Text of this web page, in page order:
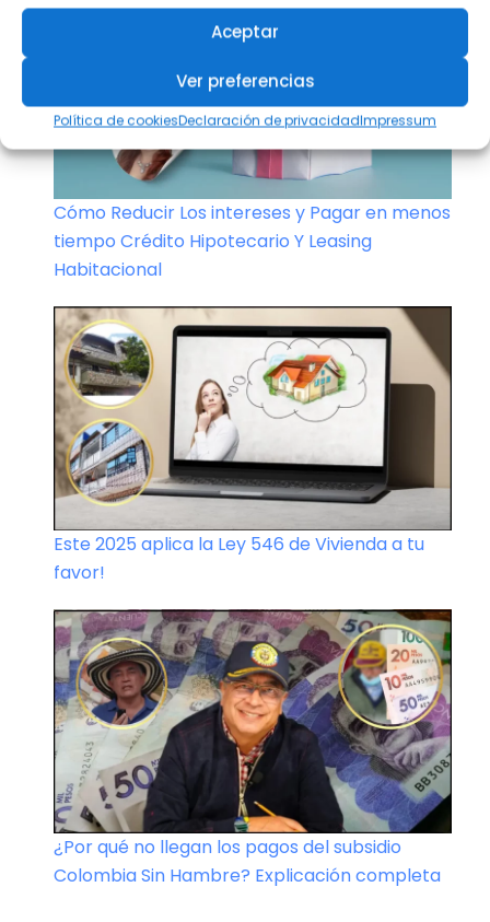
Aceptar
Ver preferencias
Política de cookiesDeclaración de privacidadImpressum
Cómo Reducir Los intereses y Pagar en menos
tiempo Crédito Hipotecario Y Leasing
Habitacional
Este 2025 aplica la Ley 546 de Vivienda a tu
favor!
¿Por qué no llegan los pagos del subsidio
Colombia Sin Hambre? Explicación completa